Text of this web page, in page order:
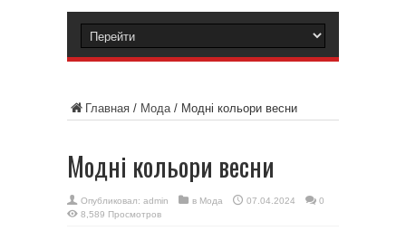
Главная / Мода/ Модні кольори весни
Модні кольори весни
Опубликовал: admin в Мода 07.04.2024
0
8,589 Просмотров